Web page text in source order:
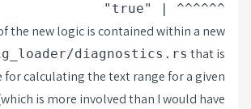
"true" | ^^^^^^
the new logic is contained within a new
diagnostics.rs that is
for calculating the text range for a given
is more involved than I would have